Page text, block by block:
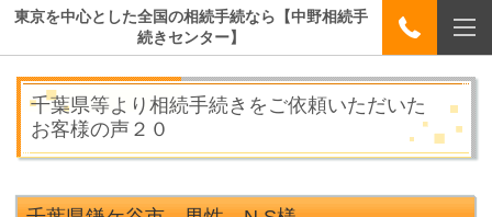
東京を中心とした全国の相続手続なら【中野相続手
続きセンター】
千葉県等より相続手続きをご依頼いただいた
お客様の声２０